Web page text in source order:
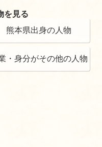
を見る
熊本県出身の人物
・身分がその他の人物